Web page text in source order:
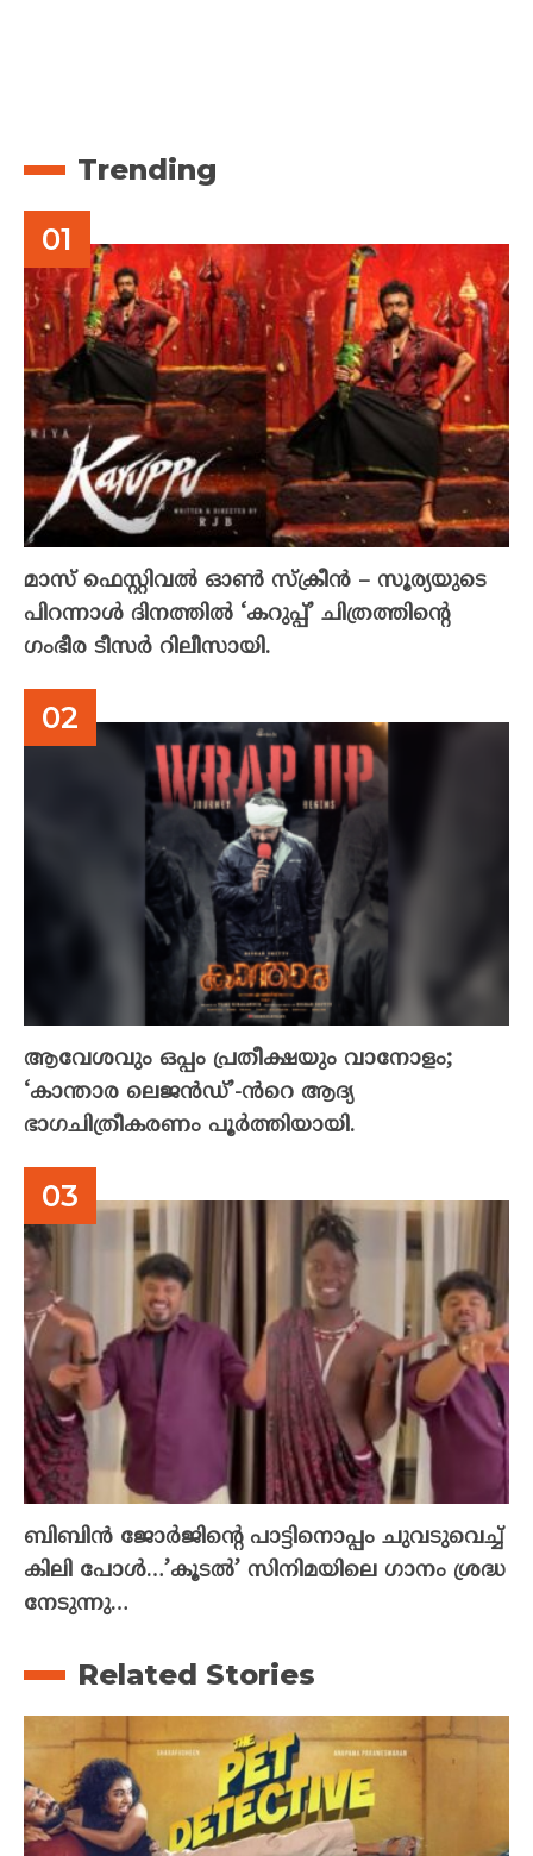
Trending
മാസ് ഫെസ്റ്റിവൽ ഓൺ സ്‌ക്രീൻ – സൂര്യയുടെ
പിറന്നാൾ ദിനത്തിൽ ‘കറുപ്പ്’ ചിത്രത്തിന്റെ
ഗംഭീര ടീസർ റിലീസായി.
ആവേശവും ഒപ്പം പ്രതീക്ഷയും വാനോളം;
‘കാന്താര ലെജൻഡ്’-ൻറെ ആദ്യ
ഭാഗചിത്രീകരണം പൂർത്തിയായി.
ബിബിൻ ജോർജിന്റെ പാട്ടിനൊപ്പം ചുവടുവെച്ച്
കിലി പോൾ…’കൂടൽ’ സിനിമയിലെ ഗാനം ശ്രദ്ധ
നേടുന്നു…
Related Stories